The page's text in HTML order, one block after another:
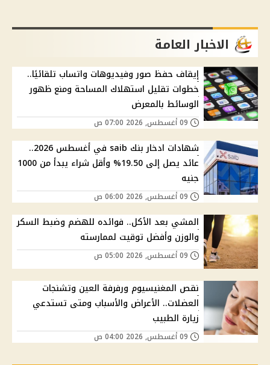
الاخبار العامة
إيقاف حفظ صور وفيديوهات واتساب تلقائيًا..
خطوات تقليل استهلاك المساحة ومنع ظهور
الوسائط بالمعرض
شهادات ادخار بنك saib في أغسطس 2026..
عائد يصل إلى 19.50% وأقل شراء يبدأ من 1000
جنيه
المشي بعد الأكل.. فوائده للهضم وضبط السكر
والوزن وأفضل توقيت لممارسته
نقص المغنيسيوم ورفرفة العين وتشنجات
العضلات.. الأعراض والأسباب ومتى تستدعي
زيارة الطبيب